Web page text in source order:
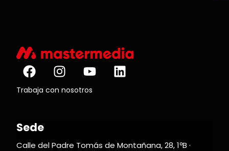
Trabaja con nosotros
Sede
Calle del Padre Tomás de Montañana, 28, 1ºB ·